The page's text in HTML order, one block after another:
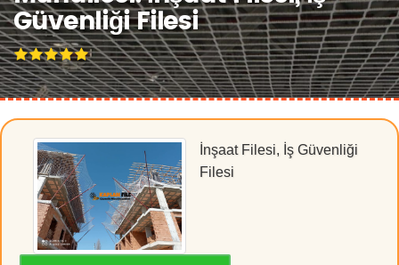
Güvenliği Filesi
İnşaat Filesi, İş Güvenliği
Filesi